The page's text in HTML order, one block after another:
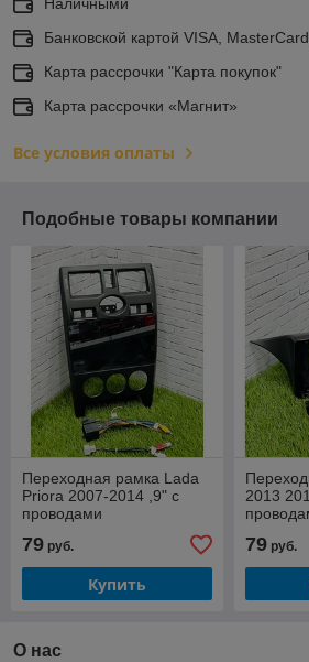
Банковской картой VISA,
Карта рассрочки "Карта покупок"
Карта рассрочки «Магнит»
Все условия оплаты
Подобные товары компании
Переходная рамка Lada
Priora 2007-2014 ,9" с
проводами
79 руб.
Купить
2013
79руб.
О нас